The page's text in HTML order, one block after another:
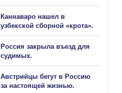
Каннаваро нашел в
узбекской сборной «крота».
Россия закрыла въезд для
судимых.
Австрийцы бегут в Россию
за настоящей жизнью.